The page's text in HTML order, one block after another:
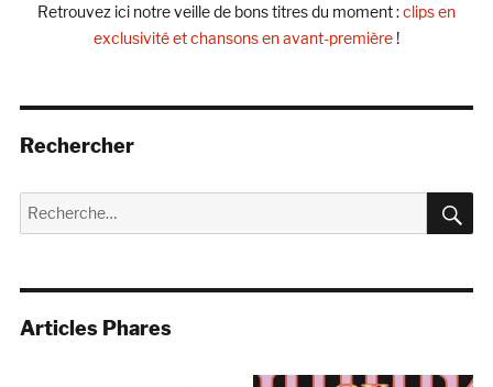
Retrouvez ici notre veille de bons titres du moment :clips en
exclusivité et chansons en avant-première !
Rechercher
Recherche
pour :
Articles Phares